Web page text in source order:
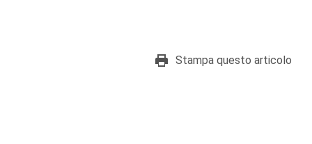
Stampa questo articolo